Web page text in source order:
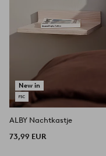
New in
ALBY Nachtkastje
73,99 EUR